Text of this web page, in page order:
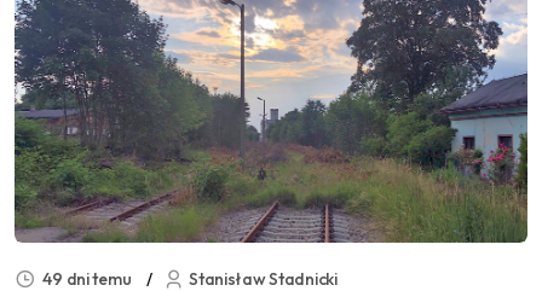
49 dni temu Stanisław Stadnicki